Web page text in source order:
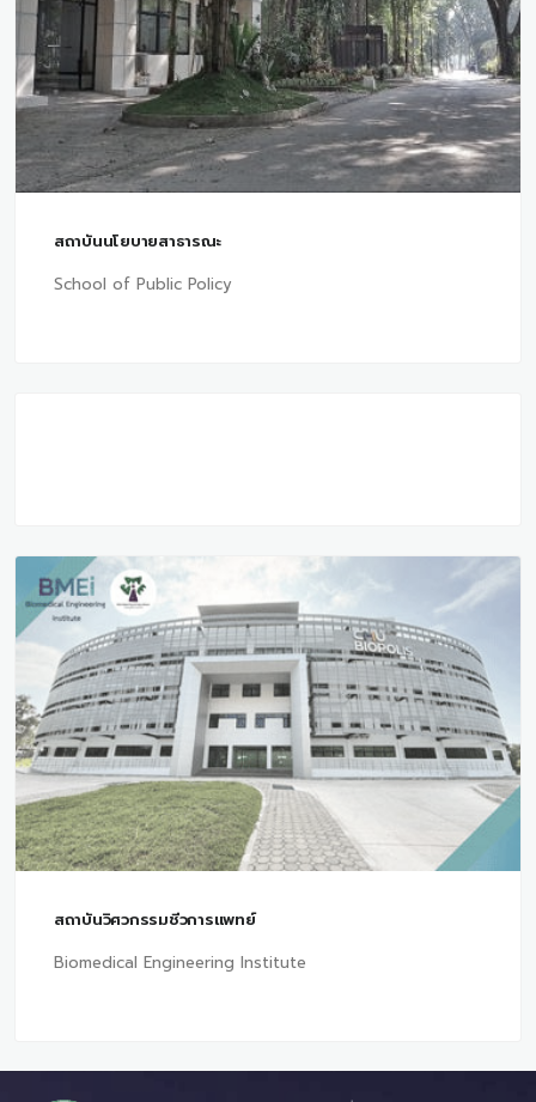
สถาบันนโยบายสาธารณะ
School of Public Policy
สถาบันวิศวกรรมชีวการแพทย์
Biomedical Engineering Institute